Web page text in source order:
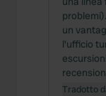
We also share
our social
may combine it
provided to them
of their services.
un
l'ufficio
Tradotto